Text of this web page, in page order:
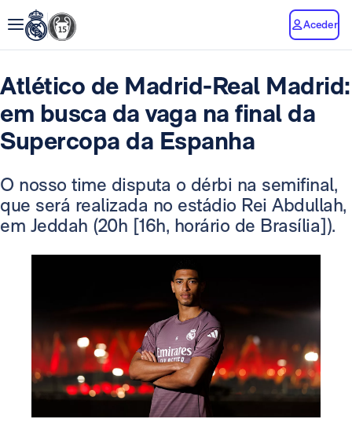
Aceder
Atlético de Madrid-Real Madrid:
em busca da vaga na final da
Supercopa da Espanha
O nosso time disputa o dérbi na semifinal,
que será realizada no estádio Rei Abdullah,
em Jeddah (20h [16h, horário de Brasília]).